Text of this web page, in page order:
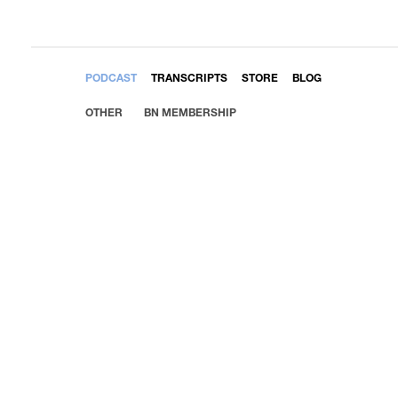
PODCAST TRANSCRIPTS STORE BLOG
OTHER BN MEMBERSHIP